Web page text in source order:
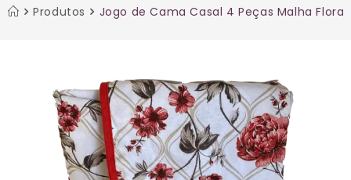
Produtos Jogo de Cama Casal 4 Peças Malha